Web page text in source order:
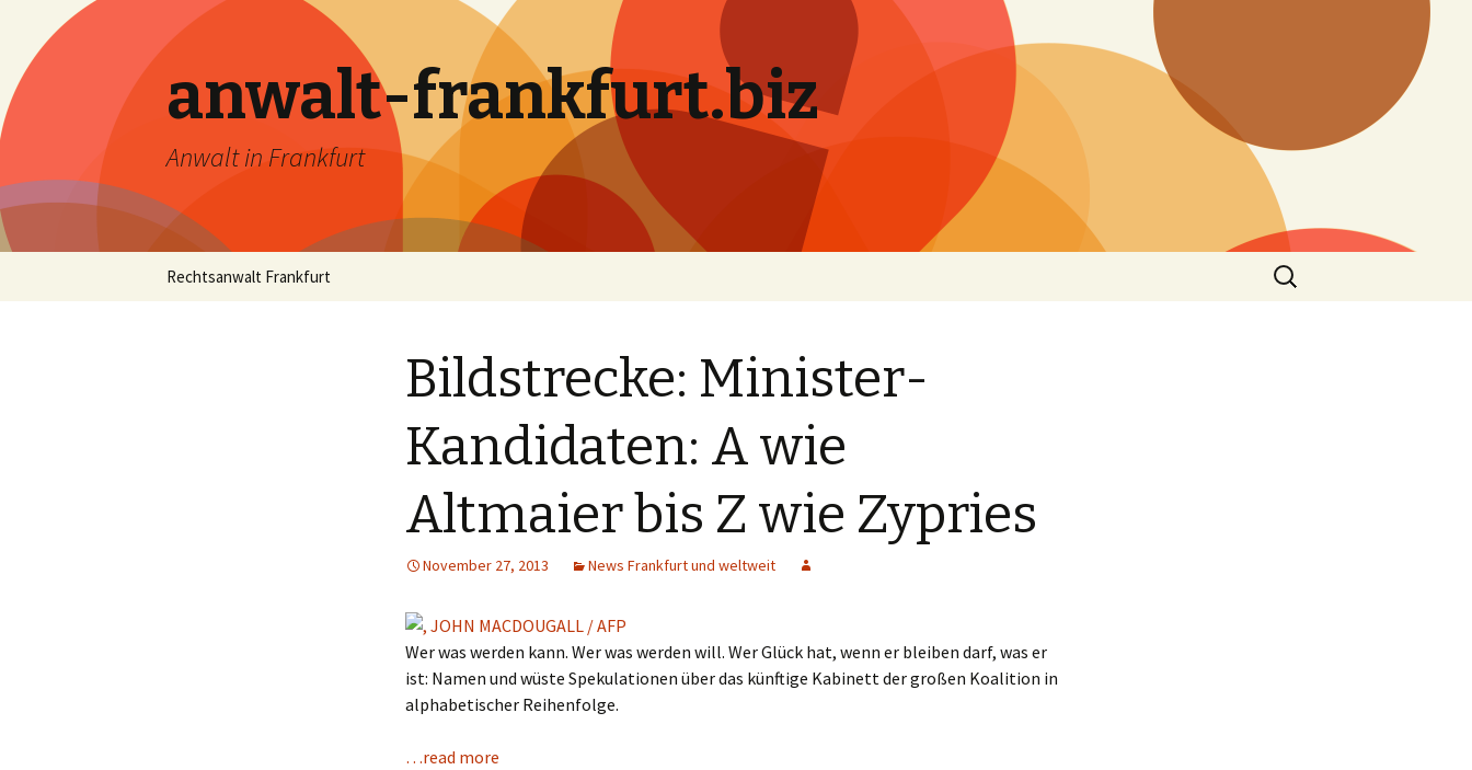
anwalt-frankfurt.biz
Anwalt in Frankfurt
Skip
Rechtsanwalt Frankfurt
Search
for:
Bildstrecke: Minister-
Kandidaten: A wie
Altmaier bis Z wie Zypries
November 27, 2013 News Frankfurt und weltweit
Wer was werden kann. Wer was werden will. Wer Glück hat, wenn er bleiben darf, was er
ist: Namen und wüste Spekulationen über das künftige Kabinett der großen Koalition in
alphabetischer Reihenfolge.
…read more